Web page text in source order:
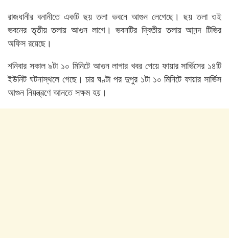
রাজধানীর বনানীতে একটি ছয় তলা ভবনে আগুন লেগেছে। ছয় তলা ওই
ভবনের তৃতীয় তলায় আগুন লাগে। ভবনটির দ্বিতীয় তলায় আনন্দ টিভির
অফিস রয়েছে।
শনিবার সকাল ৯টা ১০ মিনিটে আগুন লাগার খবর পেয়ে ফায়ার সার্ভিসের ১৪টি
ইউনিট ঘটনাস্থলে গেছে। চার ঘণ্টা পর দুপুর ১টা ১০ মিনিটে ফায়ার সার্ভিস
আগুন নিয়ন্ত্রণে আনতে সক্ষম হয়।